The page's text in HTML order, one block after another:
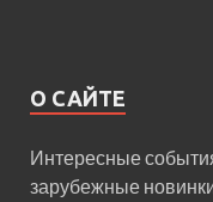
О САЙТЕ
Интересные
зарубежные